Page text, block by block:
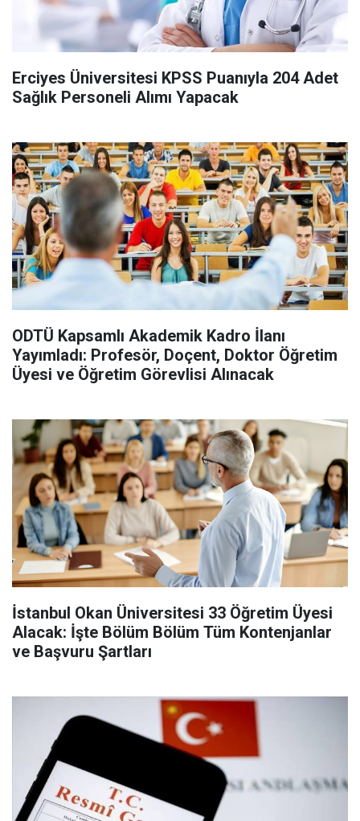
Erciyes Üniversitesi KPSS Puanıyla 204 Adet
Sağlık Personeli Alımı Yapacak
ODTÜ Kapsamlı Akademik Kadro İlanı
Yayımladı: Profesör, Doçent, Doktor Öğretim
Üyesi ve Öğretim Görevlisi Alınacak
İstanbul Okan Üniversitesi 33 Öğretim Üyesi
Alacak: İşte Bölüm Bölüm Tüm Kontenjanlar
ve Başvuru Şartları